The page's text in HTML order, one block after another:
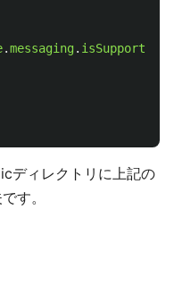
.messaging. isSupported
ディレクトリに上記の
す。